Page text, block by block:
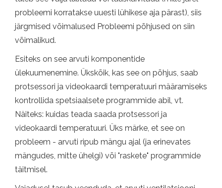
probleemi korratakse uuesti lühikese aja pärast), siis
järgmised võimalused Probleemi põhjused on siin
võimalikud.
Esiteks on see arvuti komponentide
ülekuumenemine. Ükskõik, kas see on põhjus, saab
protsessori ja videokaardi temperatuuri määramiseks
kontrollida spetsiaalsete programmide abil, vt.
Näiteks: kuidas teada saada protsessori ja
videokaardi temperatuuri. Üks märke, et see on
probleem - arvuti ripub mängu ajal (ja erinevates
mängudes, mitte ühelgi) või "raskete" programmide
täitmisel.